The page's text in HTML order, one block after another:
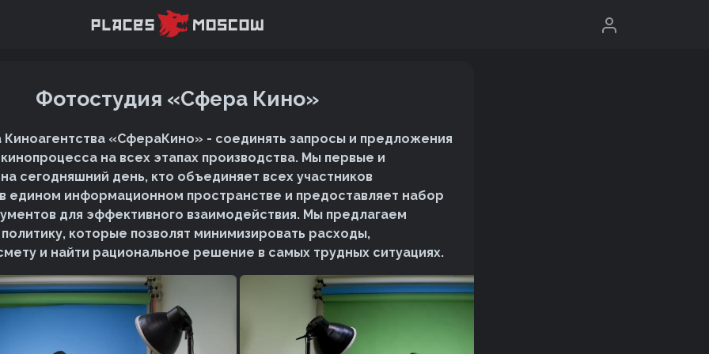
Фотостудия «Сфера Кино»
Киноагентства «СфераКино» - соединять запросы и предложения
на всех этапах производства. Мы первые и
сегодняшний день, кто объединяет всех участников
едином информационном пространстве и предоставляет набор
для эффективного взаимодействия. Мы предлагаем
которые позволят минимизировать расходы,
и найти рациональное решение в самых трудных ситуациях.